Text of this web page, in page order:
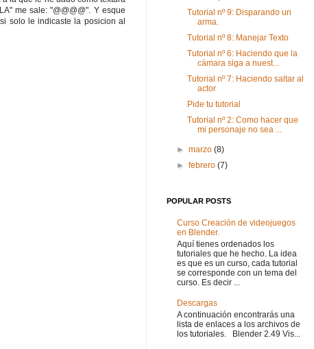
me sale: "@@@@". Y esque
solo le indicaste la posicion al
Tutorial nº 9: Disparando un
arma.
Tutorial nº 8: Manejar Texto
Tutorial nº 6: Haciendo que la
cámara siga a nuest...
Tutorial nº 7: Haciendo saltar al
actor
Pide tu tutorial
Tutorial nº 2: Como hacer que
mi personaje no sea ...
►marzo(8)
►febrero(7)
POPULAR POSTS
Curso Creación de videojuegos
en Blender.
Aquí tienes ordenados los
tutoriales que he hecho. La idea
es que es un curso, cada tutorial
se corresponde con un tema del
curso. Es decir ...
Descargas
A continuación encontrarás una
lista de enlaces a los archivos de
los tutoriales. Blender 2.49 Vis...